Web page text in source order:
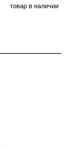
товар в наличии